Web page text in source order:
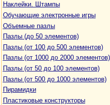
Наклейки. Штампы
Обучающие электронные игры
Объемные пазлы
Пазлы (до 50 элементов)
Пазлы (от 100 до 500 элементов)
Пазлы (от 1000 до 2000 элементов)
Пазлы (от 50 до 100 элементов)
Пазлы (от 500 до 1000 элементов)
Пирамидки
Пластиковые конструкторы